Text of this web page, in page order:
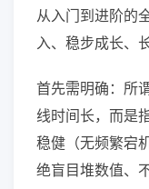
从入门到进阶的
入、稳步成长、
首先需明确：所
线时间长，而是
稳健（无频繁宕
绝盲目堆数值、